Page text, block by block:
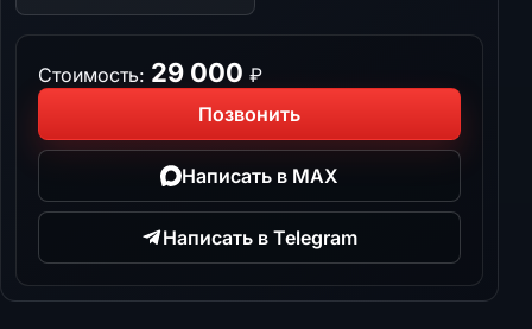
Стоимость: 29 000 ₽
Позвонить
Написать в MAX
Написать в Telegram